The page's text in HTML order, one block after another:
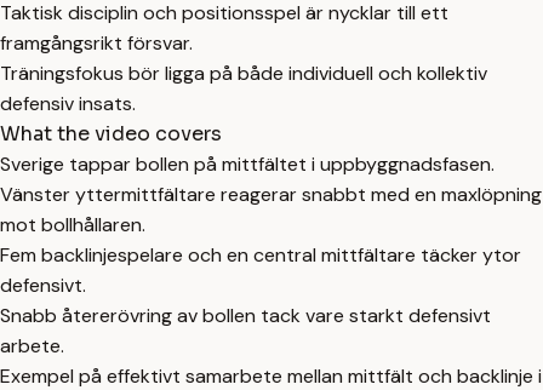
Taktisk disciplin och positionsspel är nycklar till ett
framgångsrikt försvar.
Träningsfokus bör ligga på både individuell och kollektiv
defensiv insats.
What the video covers
Sverige tappar bollen på mittfältet i uppbyggnadsfasen.
Vänster yttermittfältare reagerar snabbt med en maxlöpning
mot bollhållaren.
Fem backlinjespelare och en central mittfältare täcker ytor
defensivt.
Snabb återerövring av bollen tack vare starkt defensivt
arbete.
Exempel på effektivt samarbete mellan mittfält och backlinje i